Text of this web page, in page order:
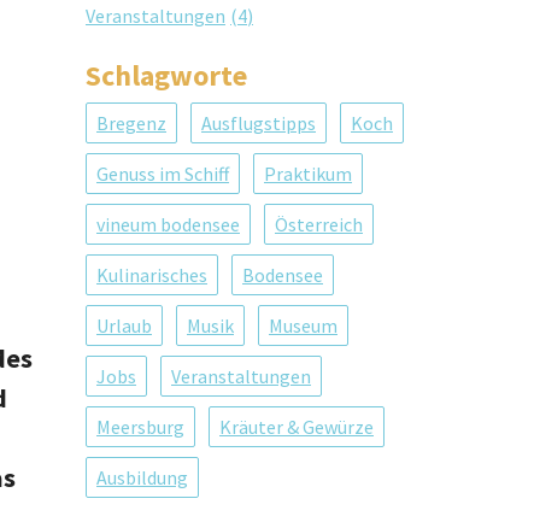
Veranstaltungen 4
Schlagworte
Bregenz Ausflugstipps Koch
Genuss im Schiff Praktikum
vineum bodensee Österreich
Kulinarisches Bodensee
Urlaub Musik Museum
Jobs Veranstaltungen
Meersburg Kräuter & Gewürze
Ausbildung